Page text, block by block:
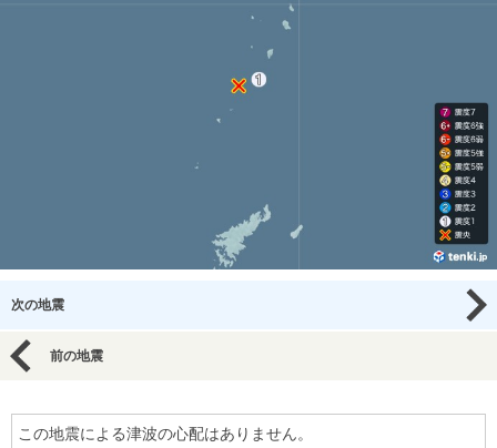
次の地震
前の地震
この地震による津波の心配はありません。